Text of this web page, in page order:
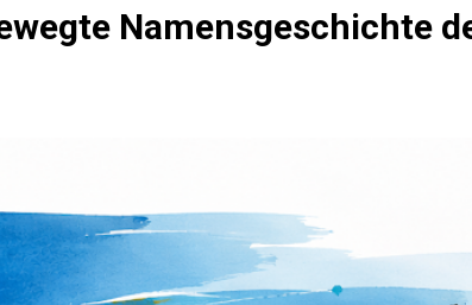
Namensgeschichte